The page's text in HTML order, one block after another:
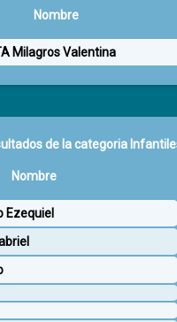
Nombre
Milagros Valentina
de la categoria
Nombre
Ezequiel